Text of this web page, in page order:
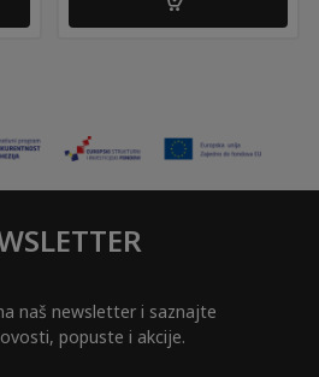
naš newsletter i saznajte
popuste i akcije.